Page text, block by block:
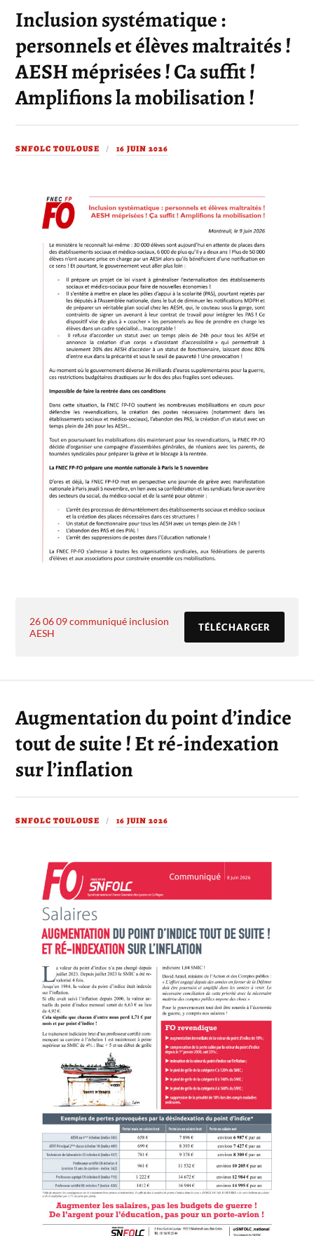
Inclusion systématique :
personnels et élèves maltraités !
AESH méprisées ! Ca suffit !
Amplifions la mobilisation !
SNFOLC TOULOUSE 16 JUIN 2026
26 06 09 communiqué inclusion
AESH
TÉLÉCHARGER
Augmentation du point d’indice
tout de suite ! Et ré-indexation
sur l’inflation
SNFOLC TOULOUSE 16 JUIN 2026